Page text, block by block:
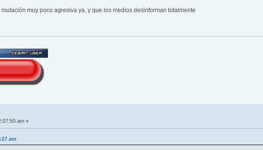
muy poco agresiva ya, y que los medios desinforman totalmente
am »
am